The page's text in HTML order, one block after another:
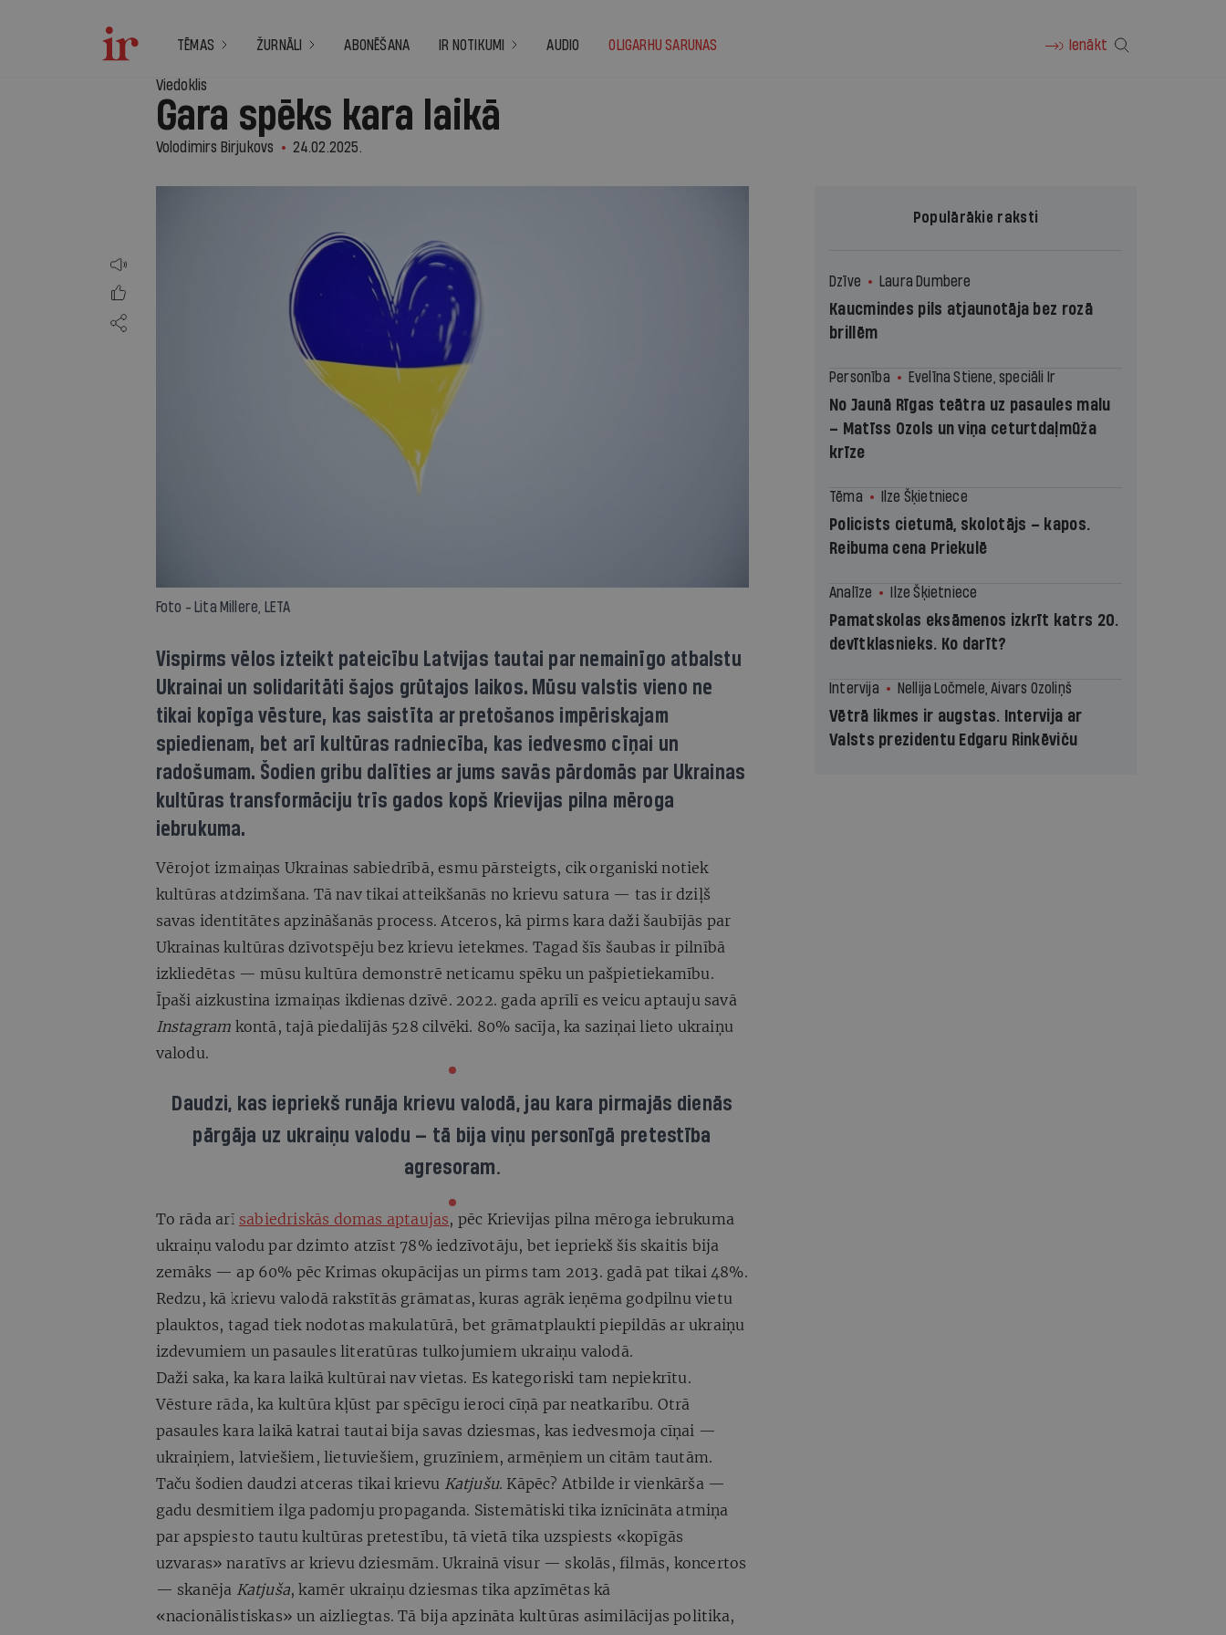
TĒMAS ŽURNĀLI ABONĒŠANA IR NOTIKUMI AUDIO OLIGARHU SARUNAS Ienākt
Viedoklis
Gara spēks kara laikā
Volodimirs Birjukovs 24.02.2025.
Foto - Lita Millere, LETA
Vispirms vēlos izteikt pateicību Latvijas tautai par nemainīgo atbalstu
Ukrainai un solidaritāti šajos grūtajos laikos. Mūsu valstis vieno ne
tikai kopīga vēsture, kas saistīta ar pretošanos impēriskajam
spiedienam, bet arī kultūras radniecība, kas iedvesmo cīņai un
radošumam. Šodien gribu dalīties ar jums savās pārdomās par Ukrainas
kultūras transformāciju trīs gados kopš Krievijas pilna mēroga
iebrukuma.
Vērojot izmaiņas Ukrainas sabiedrībā, esmu pārsteigts, cik organiski notiek
kultūras atdzimšana. Tā nav tikai atteikšanās no krievu satura — tas ir dziļš
savas identitātes apzināšanās process. Atceros, kā pirms kara daži šaubījās par
Ukrainas kultūras dzīvotspēju bez krievu ietekmes. Tagad šīs šaubas ir pilnībā
izkliedētas — mūsu kultūra demonstrē neticamu spēku un pašpietiekamību.
Īpaši aizkustina izmaiņas ikdienas dzīvē. 2022. gada aprīlī es veicu aptauju savā
Instagram kontā, tajā piedalījās 528 cilvēki. 80% sacīja, ka saziņai lieto ukraiņu
valodu.
Daudzi, kas iepriekš runāja krievu valodā, jau kara pirmajās dienās
pārgāja uz ukraiņu valodu — tā bija viņu personīgā pretestība
agresoram.
To rāda arī sabiedriskās domas aptaujas, pēc Krievijas pilna mēroga iebrukuma
ukraiņu valodu par dzimto atzīst 78% iedzīvotāju, bet iepriekš šis skaitis bija
zemāks — ap 60% pēc Krimas okupācijas un pirms tam 2013. gadā pat tikai 48%.
Redzu, kā krievu valodā rakstītās grāmatas, kuras agrāk ieņēma godpilnu vietu
plauktos, tagad tiek nodotas makulatūrā, bet grāmatplaukti piepildās ar ukraiņu
izdevumiem un pasaules literatūras tulkojumiem ukraiņu valodā.
Daži saka, ka kara laikā kultūrai nav vietas. Es kategoriski tam nepiekrītu.
Vēsture rāda, ka kultūra kļūst par spēcīgu ieroci cīņā par neatkarību. Otrā
pasaules kara laikā katrai tautai bija savas dziesmas, kas iedvesmoja cīņai —
ukraiņiem, latviešiem, lietuviešiem, gruzīniem, armēņiem un citām tautām.
Taču šodien daudzi atceras tikai krievu Katjušu. Kāpēc? Atbilde ir vienkārša —
gadu desmitiem ilga padomju propaganda. Sistemātiski tika iznīcināta atmiņa
par apspiesto tautu kultūras pretestību, tā vietā tika uzspiests «kopīgās
uzvaras» naratīvs ar krievu dziesmām. Ukrainā visur — skolās, filmās, koncertos
— skanēja Katjuša, kamēr ukraiņu dziesmas tika apzīmētas kā
«nacionālistiskas» un aizliegtas. Tā bija apzināta kultūras asimilācijas politika,
Populārākie raksti
Dzīve Laura Dumbere
Kaucmindes pils atjaunotāja bez rozā
brillēm
Personība Evelīna Stiene, speciāli Ir
No Jaunā Rīgas teātra uz pasaules malu
– Matīss Ozols un viņa ceturtdaļmūža
krīze
Tēma Ilze Šķietniece
Policists cietumā, skolotājs – kapos.
Reibuma cena Priekulē
Analīze Ilze Šķietniece
Pamatskolas eksāmenos izkrīt katrs 20.
devītklasnieks. Ko darīt?
Intervija Nellija Ločmele, Aivars Ozoliņš
Vētrā likmes ir augstas. Intervija ar
Valsts prezidentu Edgaru Rinkēviču